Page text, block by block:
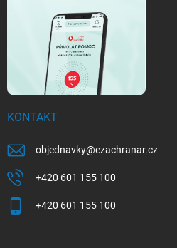
KONTAKT
objednavky@ezachranar.cz
+420 601 155 100
+420 601 155 100